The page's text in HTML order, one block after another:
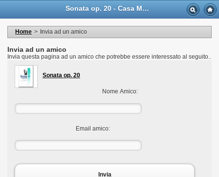
Sonata op. 20 - Casa Musicale Eco
Home > Invia ad un amico
Invia ad un amico
Invia questa pagina ad un amico che potrebbe essere interessato al seguito..
Sonata op. 20
Nome Amico:
Email amico:
Invia
I miei dati personali
My orders
I miei voucher
Logout